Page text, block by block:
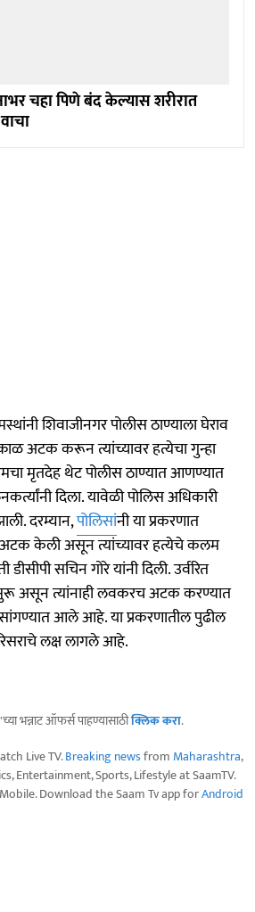
चहा पिणे बंद केल्यास शरीरात
शिवाजीनगर पोलीस ठाण्याला घेराव
अटक करून त्यांच्यावर हत्येचा गुन्हा
मृतदेह थेट पोलीस ठाण्यात आणण्यात
दिला. यावेळी पोलिस अधिकारी
दरम्यान,पोलिसांनी या प्रकरणात
अटक केली असून त्यांच्यावर हत्येचे कलम
सचिन गोरे यांनी दिली. उर्वरित
असून त्यांनाही लवकरच अटक करण्यात
आले आहे. या प्रकरणातील पुढील
लक्ष लागले आहे.
भन्नाट ऑफर्स पाहण्यासाठीक्लिक करा.
Live TV.Breaking newsfrom Maharashtra,
Entertainment, Sports, Lifestyle at SaamTV.
Download the Saam Tv app forAndroid